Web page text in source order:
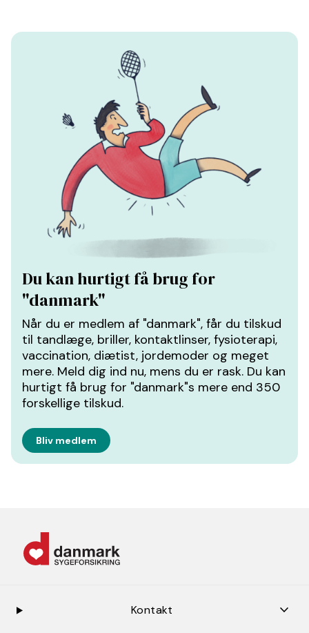
Du kan hurtigt få brug for
"danmark"
Når du er medlem af "danmark", får du tilskud
til tandlæge, briller, kontaktlinser, fysioterapi,
vaccination, diætist, jordemoder og meget
mere. Meld dig ind nu, mens du er rask. Du kan
hurtigt få brug for "danmark"s mere end 350
forskellige tilskud.
Bliv medlem
Kontakt